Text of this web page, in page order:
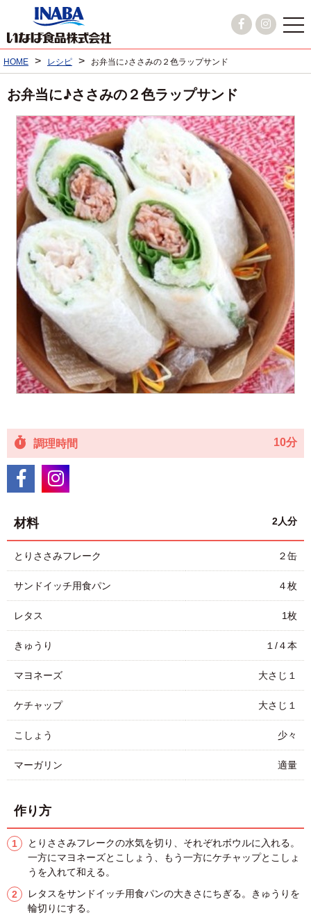
HOME > レシピ > お弁当に♪ささみの２色ラップサンド
お弁当に♪ささみの２色ラップサンド
調理時間 10分
材料 2人分
とりささみフレーク ２缶
サンドイッチ用食パン ４枚
レタス 1枚
きゅうり １/４本
マヨネーズ 大さじ１
ケチャップ 大さじ１
こしょう 少々
マーガリン 適量
作り方
とりささみフレークの水気を切り、それぞれボウルに入れる。
一方にマヨネーズとこしょう、もう一方にケチャップとこしょ
うを入れて和える。
レタスをサンドイッチ用食パンの大きさにちぎる。きゅうりを
輪切りにする。